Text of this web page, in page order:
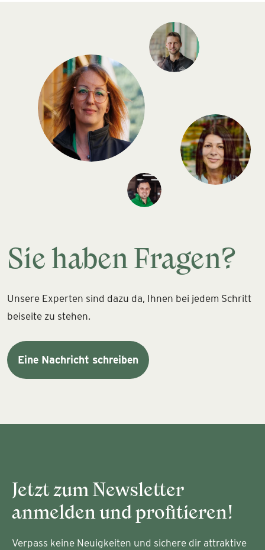
Sie haben Fragen?
Unsere Experten sind dazu da, Ihnen bei jedem Schritt
beiseite zu stehen.
Eine Nachricht schreiben
Jetzt zum Newsletter
anmelden und profitieren!
Verpass keine Neuigkeiten und sichere dir attraktive